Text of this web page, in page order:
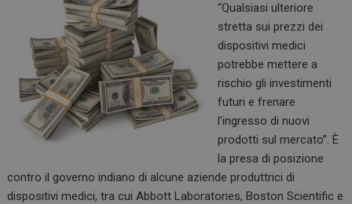
“Qualsiasi ulteriore
stretta sui prezzi dei
dispositivi medici
potrebbe mettere a
rischio gli investimenti
futuri e frenare
l’ingresso di nuovi
prodotti sul mercato”. È
la presa di posizione
contro il governo indiano di alcune aziende produttrici di
dispositivi medici, tra cui Abbott Laboratories, Boston Scientific e
ARRAffinitySameSite
Microsoft Corporation
.www.dailyhealthindustry.it
Sessione